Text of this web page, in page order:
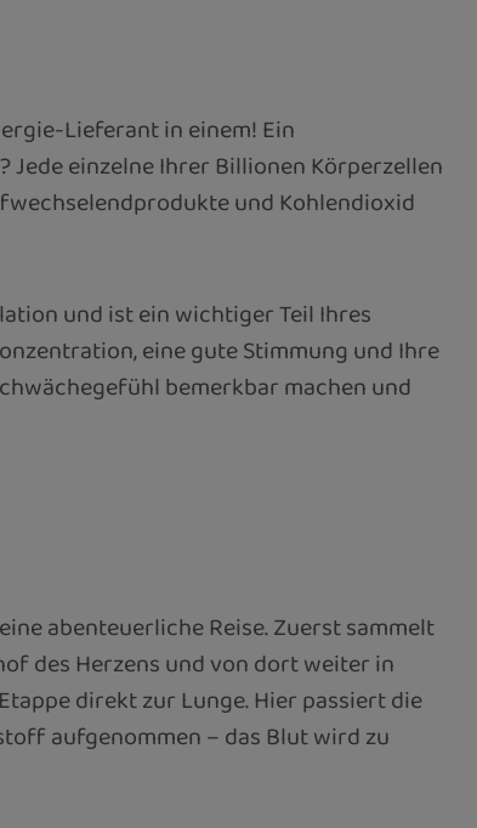
Lieferant in einem! Ein
Jede einzelne Ihrer Billionen Körperzellen
und Kohlendioxid
und ist ein wichtiger Teil Ihres
eine gute Stimmung und Ihre
bemerkbar machen und
abenteuerliche Reise. Zuerst sammelt
des Herzens und von dort weiter in
direkt zur Lunge. Hier passiert die
aufgenommen – das Blut wird zu